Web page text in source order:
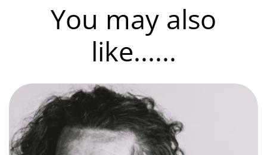
You may also
like......